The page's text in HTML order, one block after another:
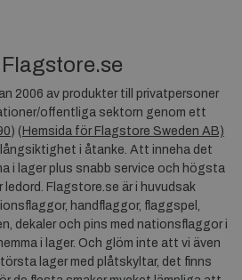
2006 av produkter till privatpersoner
offentliga sektorn genom ett
) ( Hemsida för Flagstore Sweden AB)
i åtanke. Att inneha det
i lager plus snabb service och högsta
ledord. Flagstore.se är i huvudsak
handflaggor, flaggspel,
dekaler och pins med nationsflaggor i
i lager. Och glöm inte att vi även
lager med plåtskyltar, det finns